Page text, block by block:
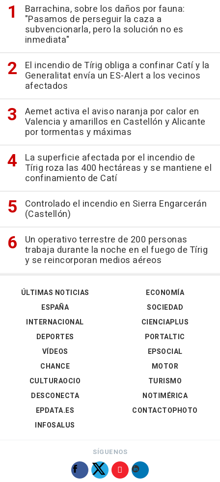
Barrachina, sobre los daños por fauna:
"Pasamos de perseguir la caza a
subvencionarla, pero la solución no es
inmediata"
El incendio de Tírig obliga a confinar Catí y la
Generalitat envía un ES-Alert a los vecinos
afectados
Aemet activa el aviso naranja por calor en
Valencia y amarillos en Castellón y Alicante
por tormentas y máximas
La superficie afectada por el incendio de
Tírig roza las 400 hectáreas y se mantiene el
confinamiento de Catí
Controlado el incendio en Sierra Engarcerán
(Castellón)
Un operativo terrestre de 200 personas
trabaja durante la noche en el fuego de Tírig
y se reincorporan medios aéreos
ÚLTIMAS NOTICIAS
ESPAÑA
INTERNACIONAL
DEPORTES
VÍDEOS
ECONOMÍA
SOCIEDAD
CIENCIAPLUS
PORTALTIC
EPSOCIAL
CHANCE
CULTURAOCIO
DESCONECTA
EPDATA.ES
INFOSALUS
MOTOR
TURISMO
NOTIMÉRICA
CONTACTOPHOTO
SÍGUENOS